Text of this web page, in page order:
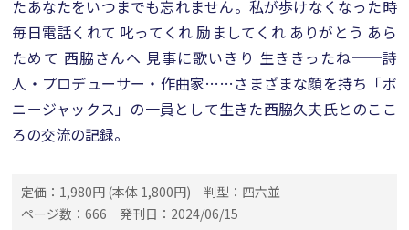
たあなたをいつまでも忘れません。私が歩けなくなった時
毎日電話くれて 叱ってくれ 励ましてくれ ありがとう あら
ためて 西脇さんへ 見事に歌いきり 生ききったね──詩
人・プロデューサー・作曲家……さまざまな顔を持ち「ボ
ニージャックス」の一員として生きた西脇久夫氏とのここ
ろの交流の記録。
定価：1,980円 (本体 1,800円)
判型：四六並
ページ数：666
発刊日：2024/06/15